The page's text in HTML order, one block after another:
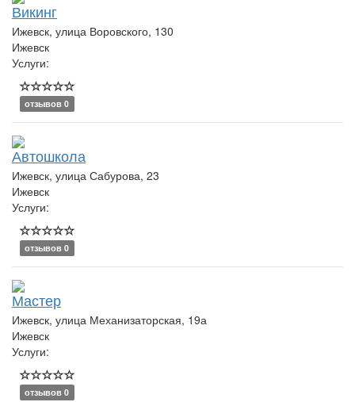
Викинг
Ижевск, улица Воровского, 130
Ижевск
Услуги:
отзывов 0
Автошкола
Ижевск, улица Сабурова, 23
Ижевск
Услуги:
отзывов 0
Мастер
Ижевск, улица Механизаторская, 19а
Ижевск
Услуги:
отзывов 0